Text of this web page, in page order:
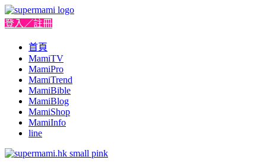
登入／註冊
首頁
MamiTV
MamiPro
MamiTrend
MamiBible
MamiBlog
MamiShop
MamiInfo
line